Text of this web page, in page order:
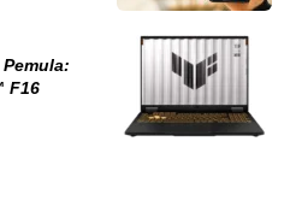
F16